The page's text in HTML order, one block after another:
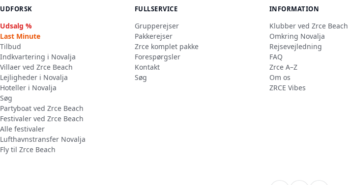
UDFORSK
Udsalg %
Last Minute
Tilbud
Indkvartering i Novalja
Villaer ved Zrce Beach
Lejligheder i Novalja
Hoteller i Novalja
Søg
Partyboat ved Zrce Beach
Festivaler ved Zrce Beach
Alle festivaler
Lufthavnstransfer Novalja
Fly til Zrce Beach
FULLSERVICE
Grupperejser
Pakkerejser
Zrce komplet pakke
Forespørgsler
Kontakt
Søg
INFORMATION
Klubber ved Zrce Beach
Omkring Novalja
Rejsevejledning
FAQ
Zrce A–Z
Om os
ZRCE Vibes